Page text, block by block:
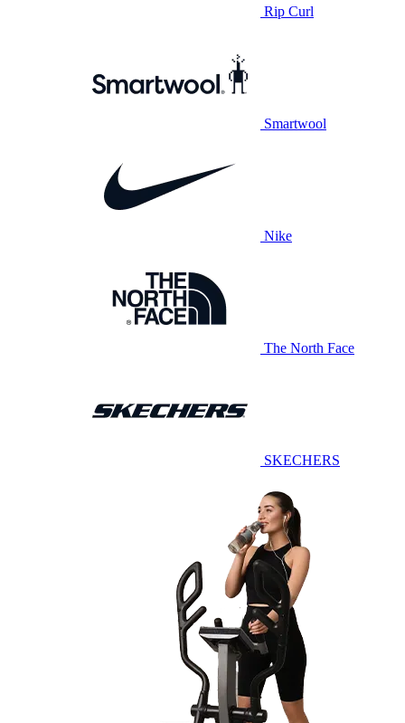
Rip Curl
Smartwool
Nike
The North Face
SKECHERS